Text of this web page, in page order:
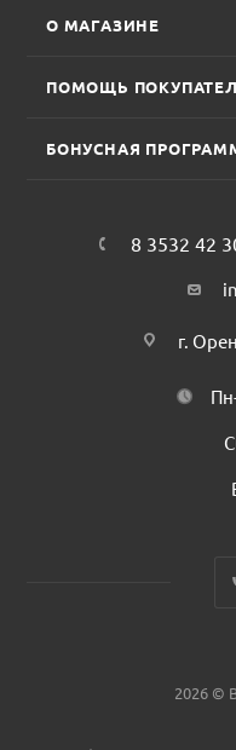
О МАГАЗИНЕ
ПОМОЩЬ
БОНУСНАЯ
8 3532 42
г.
2026 ©